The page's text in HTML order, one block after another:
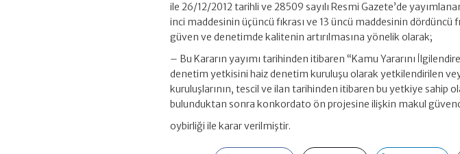
ile 26/12/2012 tarihli ve 28509 sayılı Resmi Gazete’de
inci maddesinin üçüncü fıkrası ve 13 üncü maddesinin dördüncü
güven ve denetimde kalitenin artırılmasına yönelik olarak;
– Bu Kararın yayımı tarihinden itibaren “Kamu Yararını
denetim yetkisini haiz denetim kuruluşu olarak yetkilendirilen
kuruluşlarının, tescil ve ilan tarihinden itibaren bu yetkiye sahip
bulunduktan sonra konkordato ön projesine ilişkin makul
oybirliği ile karar verilmiştir.